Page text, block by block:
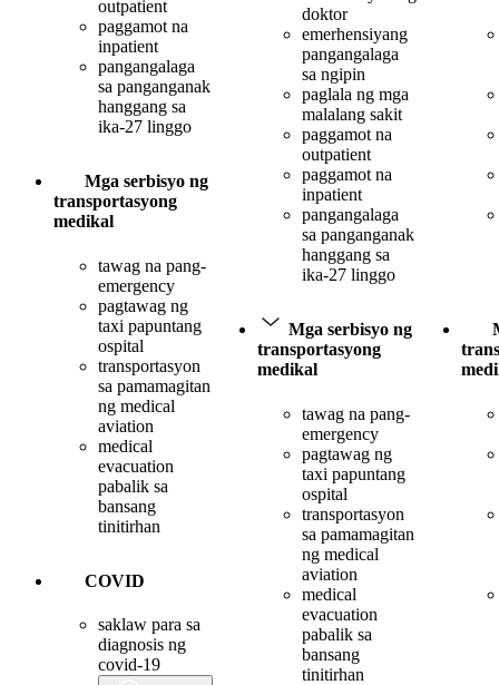
outpatient
paggamot na
inpatient
pangangalaga
sa panganganak
hanggang sa
ika-27 linggo
Mga serbisyo ng
transportasyong
medikal
tawag na pang-
emergency
pagtawag ng
taxi papuntang
ospital
transportasyon
sa pamamagitan
ng medical
aviation
medical
evacuation
pabalik sa
bansang
tinitirhan
COVID
saklaw para sa
diagnosis ng
covid-19
doktor
emerhensiyang
pangangalaga
sa ngipin
paglala ng mga
malalang sakit
paggamot na
outpatient
paggamot na
inpatient
pangangalaga
sa panganganak
hanggang sa
ika-27 linggo
Mga serbisyo ng
transportasyong
medikal
tawag na pang-
emergency
pagtawag ng
taxi papuntang
ospital
transportasyon
sa pamamagitan
ng medical
aviation
medical
evacuation
pabalik sa
bansang
tinitirhan